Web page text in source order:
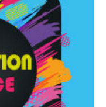
– I Edizione